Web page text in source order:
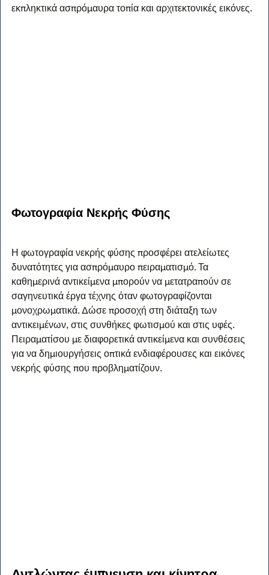
εκπληκτικά ασπρόμαυρα τοπία και αρχιτεκτονικές εικόνες.
Φωτογραφία Νεκρής Φύσης
Η φωτογραφία νεκρής φύσης προσφέρει ατελείωτες
δυνατότητες για ασπρόμαυρο πειραματισμό. Τα
καθημερινά αντικείμενα μπορούν να μετατραπούν σε
σαγηνευτικά έργα τέχνης όταν φωτογραφίζονται
μονοχρωματικά. Δώσε προσοχή στη διάταξη των
αντικειμένων, στις συνθήκες φωτισμού και στις υφές.
Πειραματίσου με διαφορετικά αντικείμενα και συνθέσεις
για να δημιουργήσεις οπτικά ενδιαφέρουσες και εικόνες
νεκρής φύσης που προβληματίζουν.